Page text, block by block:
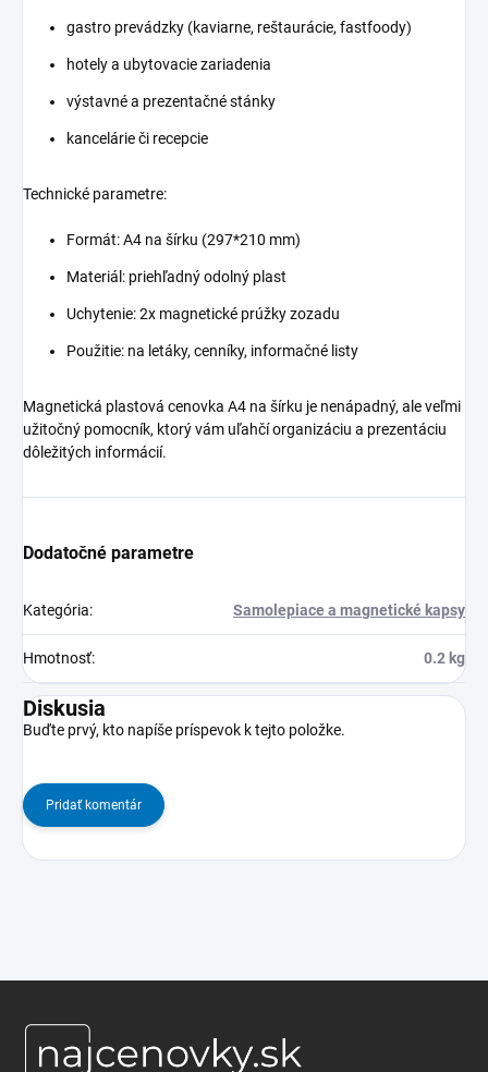
gastro prevádzky (kaviarne, reštaurácie, fastfoody)
hotely a ubytovacie zariadenia
výstavné a prezentačné stánky
kancelárie či recepcie
Technické parametre:
Formát: A4 na šírku (297*210 mm)
Materiál: priehľadný odolný plast
Uchytenie: 2x magnetické prúžky zozadu
Použitie: na letáky, cenníky, informačné listy
Magnetická plastová cenovka A4 na šírku je nenápadný, ale veľmi
užitočný pomocník, ktorý vám uľahčí organizáciu a prezentáciu
dôležitých informácií.
Dodatočné parametre
Kategória: Samolepiace a magnetické kapsy
Hmotnosť: 0.2 kg
Diskusia
Buďte prvý, kto napíše príspevok k tejto položke.
Pridať komentár